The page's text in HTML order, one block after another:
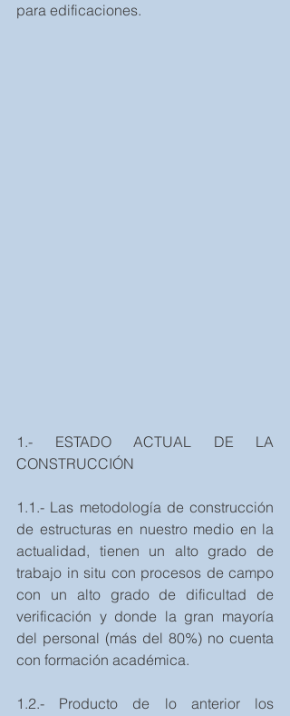
para edificaciones.
1.- ESTADO ACTUAL DE LA
CONSTRUCCIÓN
1.1.- Las metodología de construcción
de estructuras en nuestro medio en la
actualidad, tienen un alto grado de
trabajo in situ con procesos de campo
con un alto grado de dificultad de
verificación y donde la gran mayoría
del personal (más del 80%) no cuenta
con formación académica.
1.2.- Producto de lo anterior los